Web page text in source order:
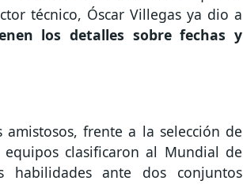
técnico, Óscar Villegas ya dio a
los detalles sobre fechas y
frente a la selección de
clasificaron al Mundial de
ante dos conjuntos